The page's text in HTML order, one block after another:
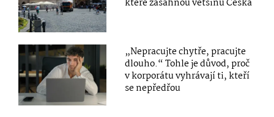
které zasáhnou většinu Česka
„Nepracujte chytře, pracujte
dlouho.“ Tohle je důvod, proč
v korporátu vyhrávají ti, kteří
se nepředřou